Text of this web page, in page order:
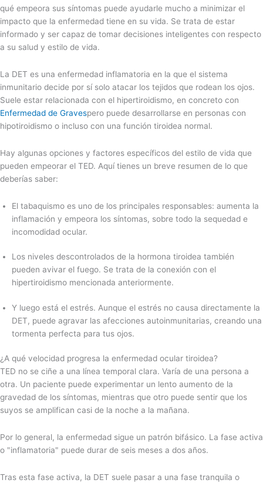
qué empeora sus síntomas puede ayudarle mucho a minimizar el
impacto que la enfermedad tiene en su vida. Se trata de estar
informado y ser capaz de tomar decisiones inteligentes con respecto
a su salud y estilo de vida.
La DET es una enfermedad inflamatoria en la que el sistema
inmunitario decide por sí solo atacar los tejidos que rodean los ojos.
Suele estar relacionada con el hipertiroidismo, en concreto con
Enfermedad de Gravespero puede desarrollarse en personas con
hipotiroidismo o incluso con una función tiroidea normal.
Hay algunas opciones y factores específicos del estilo de vida que
pueden empeorar el TED. Aquí tienes un breve resumen de lo que
deberías saber:
El tabaquismo es uno de los principales responsables: aumenta la
inflamación y empeora los síntomas, sobre todo la sequedad e
incomodidad ocular.
Los niveles descontrolados de la hormona tiroidea también
pueden avivar el fuego. Se trata de la conexión con el
hipertiroidismo mencionada anteriormente.
Y luego está el estrés. Aunque el estrés no causa directamente la
DET, puede agravar las afecciones autoinmunitarias, creando una
tormenta perfecta para tus ojos.
¿A qué velocidad progresa la enfermedad ocular tiroidea?
TED no se ciñe a una línea temporal clara. Varía de una persona a
otra. Un paciente puede experimentar un lento aumento de la
gravedad de los síntomas, mientras que otro puede sentir que los
suyos se amplifican casi de la noche a la mañana.
Por lo general, la enfermedad sigue un patrón bifásico. La fase activa
o "inflamatoria" puede durar de seis meses a dos años.
Tras esta fase activa, la DET suele pasar a una fase tranquila o